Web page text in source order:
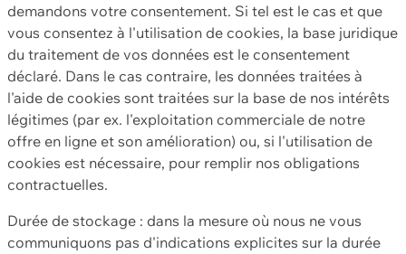
demandons votre consentement. Si tel est le cas et que
vous consentez à l'utilisation de cookies, la base juridique
du traitement de vos données est le consentement
déclaré. Dans le cas contraire, les données traitées à
l'aide de cookies sont traitées sur la base de nos intérêts
légitimes (par ex. l'exploitation commerciale de notre
offre en ligne et son amélioration) ou, si l'utilisation de
cookies est nécessaire, pour remplir nos obligations
contractuelles.
Durée de stockage : dans la mesure où nous ne vous
communiquons pas d'indications explicites sur la durée